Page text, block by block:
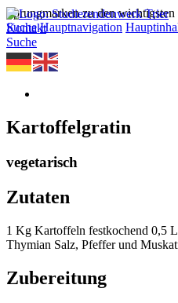
Sprungmarken zu den wichtigsten
Suche Hauptnavigation
Kontakt
Suche
Kartoffelgratin
vegetarisch
Zutaten
1 Kg Kartoffeln festkochend 0,5
Thymian Salz, Pfeffer und
Zubereitung